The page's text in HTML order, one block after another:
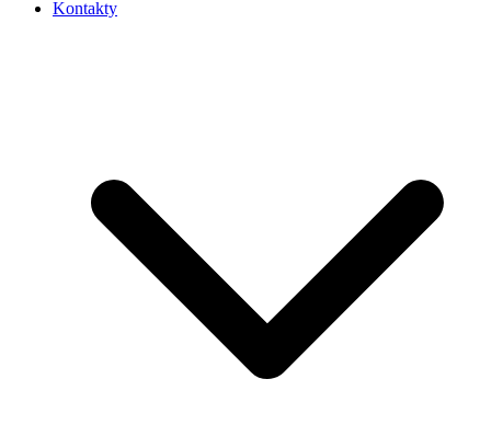
Kontakty